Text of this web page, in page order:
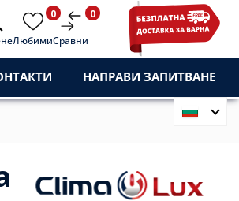
Любими
0
Сравни
0
НАПРАВИ ЗАПИТВАНЕ